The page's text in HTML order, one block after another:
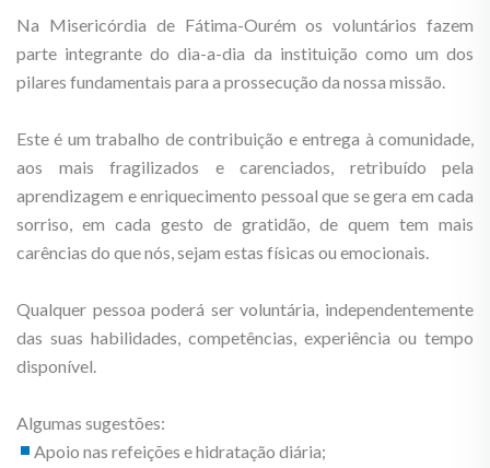
Na Misericórdia de Fátima-Ourém os voluntários fazem
parte integrante do dia-a-dia da instituição como um dos
pilares fundamentais para a prossecução da nossa missão.
Este é um trabalho de contribuição e entrega à comunidade,
aos mais fragilizados e carenciados, retribuído pela
aprendizagem e enriquecimento pessoal que se gera em cada
sorriso, em cada gesto de gratidão, de quem tem mais
carências do que nós, sejam estas físicas ou emocionais.
Qualquer pessoa poderá ser voluntária, independentemente
das suas habilidades, competências, experiência ou tempo
disponível.
Algumas sugestões:
Apoio nas refeições e hidratação diária;